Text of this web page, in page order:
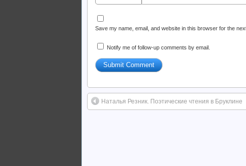
Save my name, email, and website in this browser for the
Notify me of follow-up comments by email.
Наталья Резник. Поэтические чтения в Бруклине